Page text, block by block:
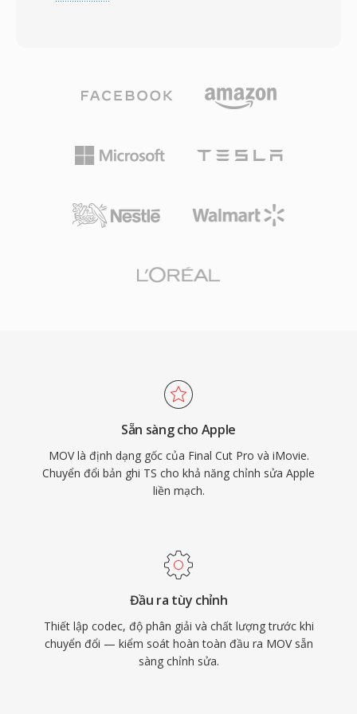
thường mang video MPEG-2, H.264 hoặc HEVC
cùng với âm thanh AAC, AC-3 hoặc MPEG. TS
thuật số trên toàn thế giới, được sử dụng bởi
cũng như dịch vụ truyền phát IPTV và OTT sử
dụng HTTP Live Streaming (HLS). Tính bền bỉ,
khiến TS phù hợp cả trong chuỗi phát sóng trực
track video và âm thanh đến siêu dữ liệu, văn
codec cực kỳ rộng bao gồm H.264, HEVC,
ProRes, Apple Intermediate Codec, AAC và
codec, kết hợp với các tính năng như hỗ trợ
xuất video chuyên nghiệp. Codec ProRes của
độ bit cao chất lượng sản xuất với khả năng
ngang nhau. Xử lý timecode và siêu dữ liệu
chính xác khiến MOV đặc biệt được đánh giá
cao trong các quy trình yêu cầu chỉnh sửa chính
xác đến từng khung hình và trao đổi đáng tin
cậy giữa các công cụ sản xuất. MOV được hỗ
chuyên nghiệp trên mọi hệ điều hành, duy trì sự
phù hợp qua hàng thập kỷ công nghệ video
Sẵn sàng cho Apple
MOV là định dạng gốc của Final Cut Pro và iMovie.
Chuyển đổi bản ghi TS cho khả năng chỉnh sửa Apple
liền mạch.
Đầu ra tùy chỉnh
Thiết lập codec, độ phân giải và chất lượng trước khi
chuyển đổi — kiểm soát hoàn toàn đầu ra MOV sẵn
sàng chỉnh sửa.